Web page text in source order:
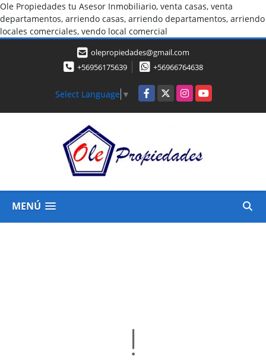
Ole Propiedades tu Asesor Inmobiliario, venta casas, venta
departamentos, arriendo casas, arriendo departamentos, arriendo
locales comerciales, vendo local comercial
olepropiedades@gmail.com
+56956175639
+56966764638
Select Language ▼ Facebook
X InstagramYouTube
MENÚ